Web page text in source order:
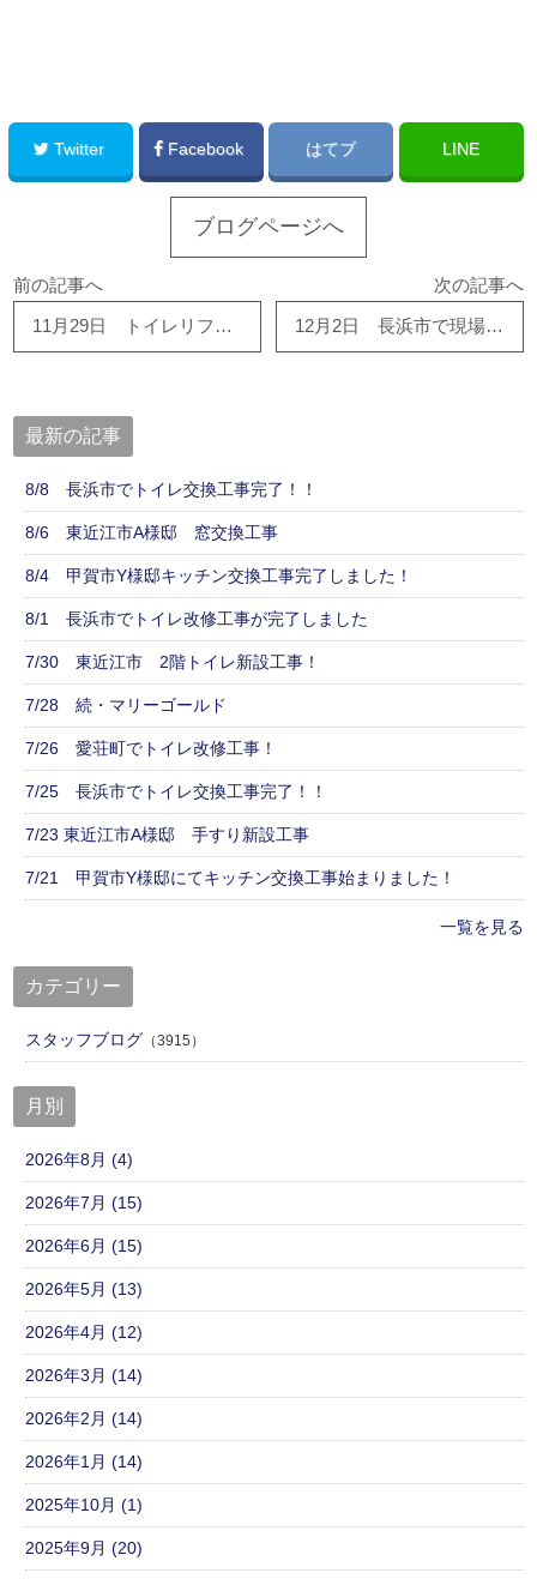
Twitter Facebook はてブ LINE
ブログページへ
前の記事へ
11月29日 トイレリフォーム工事が着々と完了中です！
次の記事へ
12月2日 長浜市で現場進行中です
最新の記事
8/8 長浜市でトイレ交換工事完了！！
8/6 東近江市A様邸 窓交換工事
8/4 甲賀市Y様邸キッチン交換工事完了しました！
8/1 長浜市でトイレ改修工事が完了しました
7/30 東近江市 2階トイレ新設工事！
7/28 続・マリーゴールド
7/26 愛荘町でトイレ改修工事！
7/25 長浜市でトイレ交換工事完了！！
7/23 東近江市A様邸 手すり新設工事
7/21 甲賀市Y様邸にてキッチン交換工事始まりました！
一覧を見る
カテゴリー
スタッフブログ （3915）
月別
2026年8月 (4)
2026年7月 (15)
2026年6月 (15)
2026年5月 (13)
2026年4月 (12)
2026年3月 (14)
2026年2月 (14)
2026年1月 (14)
2025年10月 (1)
2025年9月 (20)